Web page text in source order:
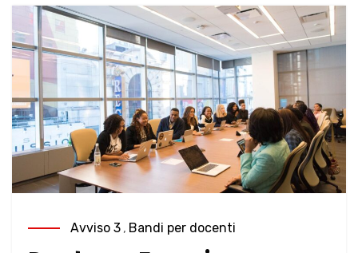
Avviso 3 , Bandi per docenti